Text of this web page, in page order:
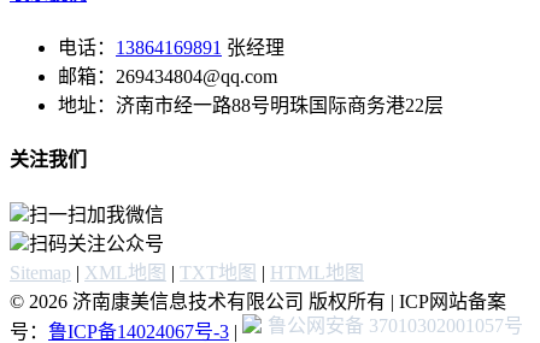
电话： 13864169891 张经理
邮箱：269434804@qq.com
地址：济南市经一路88号明珠国际商务港22层
关注我们
扫一扫加我微信
扫码关注公众号
Sitemap | XML地图 | TXT地图 | HTML地图
© 2026 济南康美信息技术有限公司 版权所有 | ICP网站备案
号： 鲁ICP备14024067号-3 | 鲁公网安备 37010302001057号